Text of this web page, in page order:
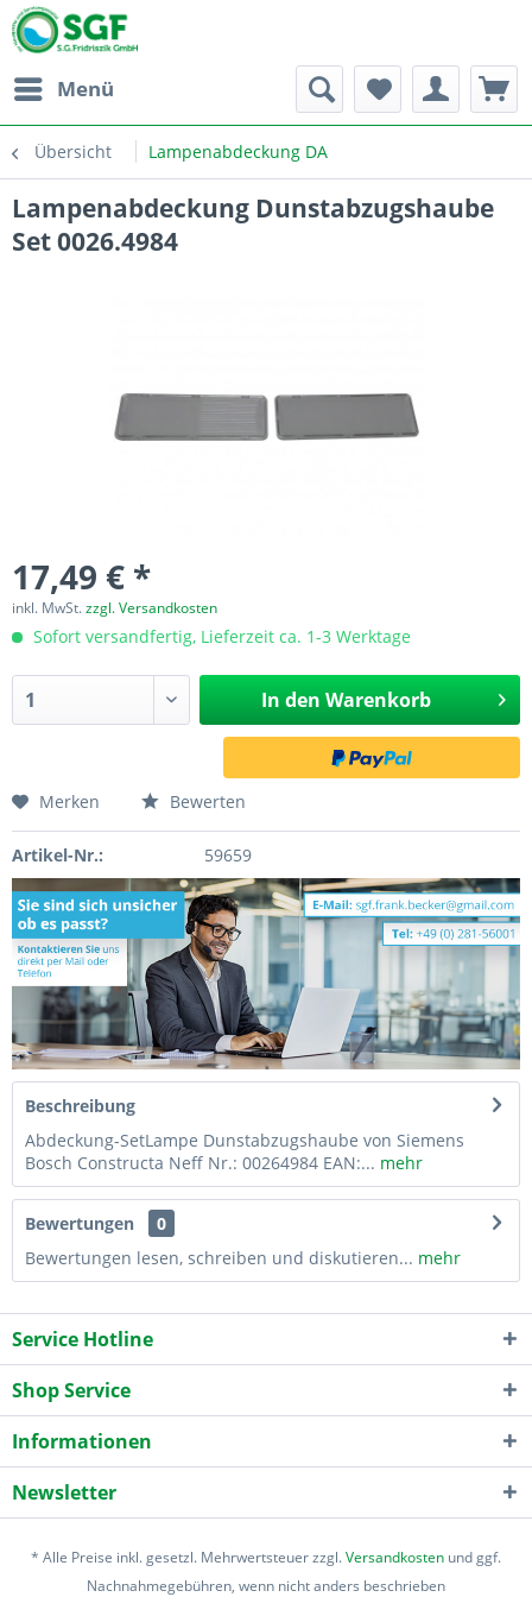
Menü
Übersicht Lampenabdeckung DA
Lampenabdeckung Dunstabzugshaube
Set 0026.4984
17,49 € *
inkl. MwSt.zzgl. Versandkosten
Sofort versandfertig, Lieferzeit ca. 1-3 Werktage
In den Warenkorb
Merken Bewerten
Artikel-Nr.: 59659
Beschreibung
Abdeckung-SetLampe Dunstabzugshaube von Siemens
Bosch Constructa Neff Nr.: 00264984 EAN:... mehr
Bewertungen
0
Bewertungen lesen, schreiben und diskutieren... mehr
Service Hotline
Shop Service
Informationen
Newsletter
* Alle Preise inkl. gesetzl. Mehrwertsteuer zzgl.Versandkosten und ggf.
Nachnahmegebühren, wenn nicht anders beschrieben